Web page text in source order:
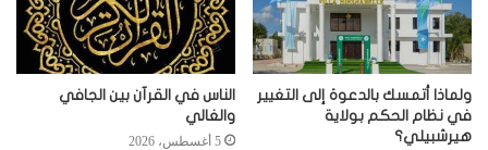
ولماذا أتمسك بالدعوة إلى التغيير
في نظام الحكم بولاية
هيرشبيلي؟
الناس في القرآن بين الجافي
والغالي
5 أغسطس، 2026